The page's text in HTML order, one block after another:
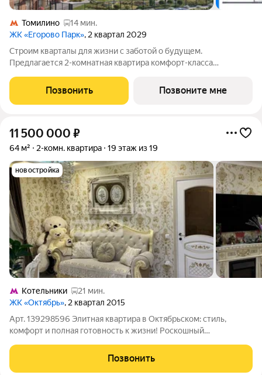
Томилино
14 мин.
ЖК «Егорово Парк», 2 квартал 2029
Строим кварталы для жизни с заботой о будущем.
Предлагается 2-комнатная квартира комфорт-класса
этаже, в жилом комплексе "Егорово Парк".Квартиры
комплекса на выбор: могут быть как с отделкой,
Позвонить Позвоните мне
11 500 000 ₽
64 м² 2-комн. квартира 19 этаж из 19
новостройка
Котельники
21 мин.
ЖК «Октябрь», 2 квартал 2015
Арт. 139298596 Элитная квартира в Октябрьском: стиль,
комфорт и полная готовность к жизни! Роскошный
Каждая деталь подобрана со вкусом и по индивидуальному
Позвонить